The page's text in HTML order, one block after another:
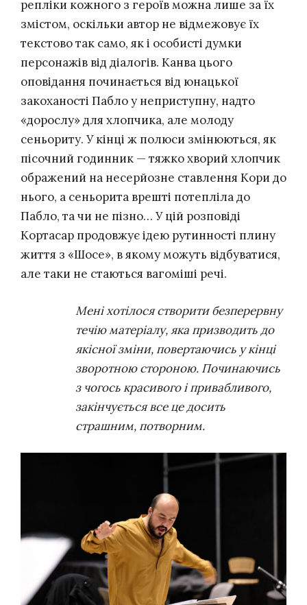
репліки кожного з героїв можна лише за їх
змістом, оскільки автор не відмежовує їх
текстово так само, як і особисті думки
персонажів від діалогів. Канва цього
оповідання починається від юнацької
закоханості Пабло у неприступну, надто
«дорослу» для хлопчика, але молоду
сеньориту. У кінці ж полюси змінюються, як
пісочний годинник — тяжко хворий хлопчик
ображений на несерйозне ставлення Кори до
нього, а сеньорита врешті потепліла до
Пабло, та чи не пізно… У цій розповіді
Кортасар продовжує ідею рутинності плину
життя з «Шосе», в якому можуть відбуватися,
але таки не стаються вагоміші речі.
Мені хотілося створити безперервну
течію матеріалу, яка призводить до
якісної зміни, повертаючись у кінці
зворотною стороною. Починаючись
з чогось красивого і привабливого,
закінчується все це досить
страшним, потворним.